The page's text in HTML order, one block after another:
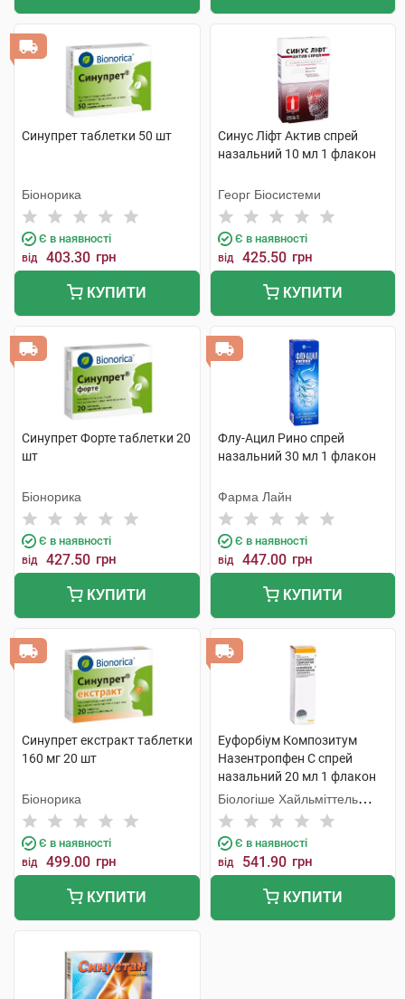
Синупрет таблетки 50 шт
Біонорика
Є в наявності
від 403.30 грн
КУПИТИ
Синус Ліфт Актив спрей
назальний 10 мл 1 флакон
Георг Біосистеми
Є в наявності
від 425.50 грн
КУПИТИ
Синупрет Форте таблетки 20
шт
Біонорика
Є в наявності
від 427.50 грн
КУПИТИ
Флу-Ацил Рино спрей
назальний 30 мл 1 флакон
Фарма Лайн
Є в наявності
від 447.00 грн
КУПИТИ
Синупрет екстракт таблетки
160 мг 20 шт
Біонорика
Є в наявності
від 499.00 грн
КУПИТИ
Еуфорбіум Композитум
Назентропфен С спрей
назальний 20 мл 1 флакон
Біологіше Хайльміттель
Хеель
Є в наявності
від 541.90 грн
КУПИТИ